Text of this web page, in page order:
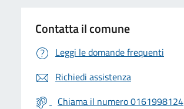
Contatta il comune
Leggi le domande frequenti
Richiedi assistenza
Chiama il numero 0161998124